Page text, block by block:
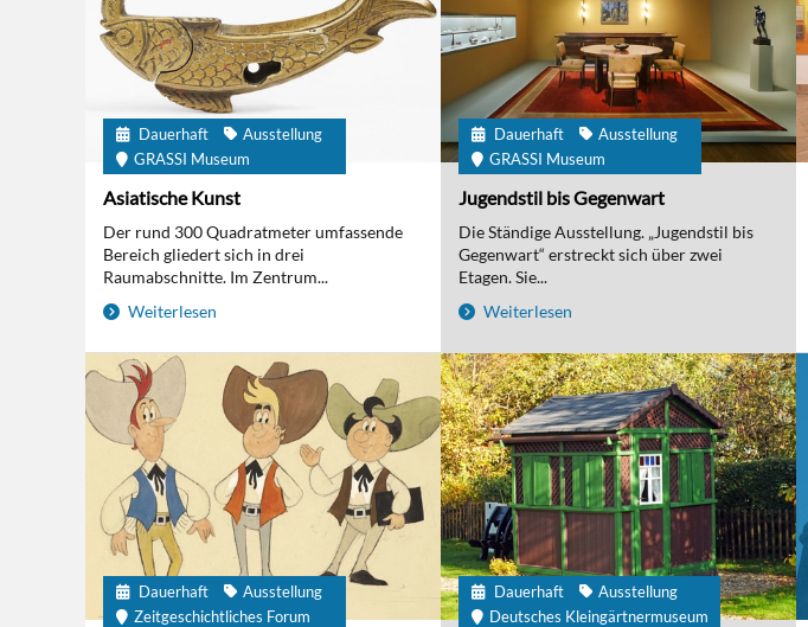
Dauerhaft
Ausstellung
GRASSI Museum
Asiatische Kunst
Der rund 300 Quadratmeter umfassende
Bereich gliedert sich in drei
Raumabschnitte. Im Zentrum...
Weiterlesen
Dauerhaft
Ausstellung
GRASSI Museum
Jugendstil bis Gegenwart
Die Ständige Ausstellung. „Jugendstil bis
Gegenwart“ erstreckt sich über zwei
Etagen. Sie...
Weiterlesen
Dauerhaft
Ausstellung
Zeitgeschichtliches Forum
Dauerhaft
Ausstellung
Deutsches Kleingärtnermuseum